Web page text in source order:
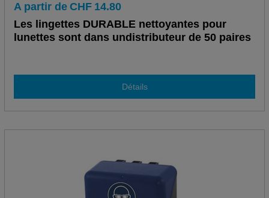
A partir de CHF 14.80
Les lingettes DURABLE nettoyantes pour
lunettes sont dans undistributeur de 50 paires
Détails